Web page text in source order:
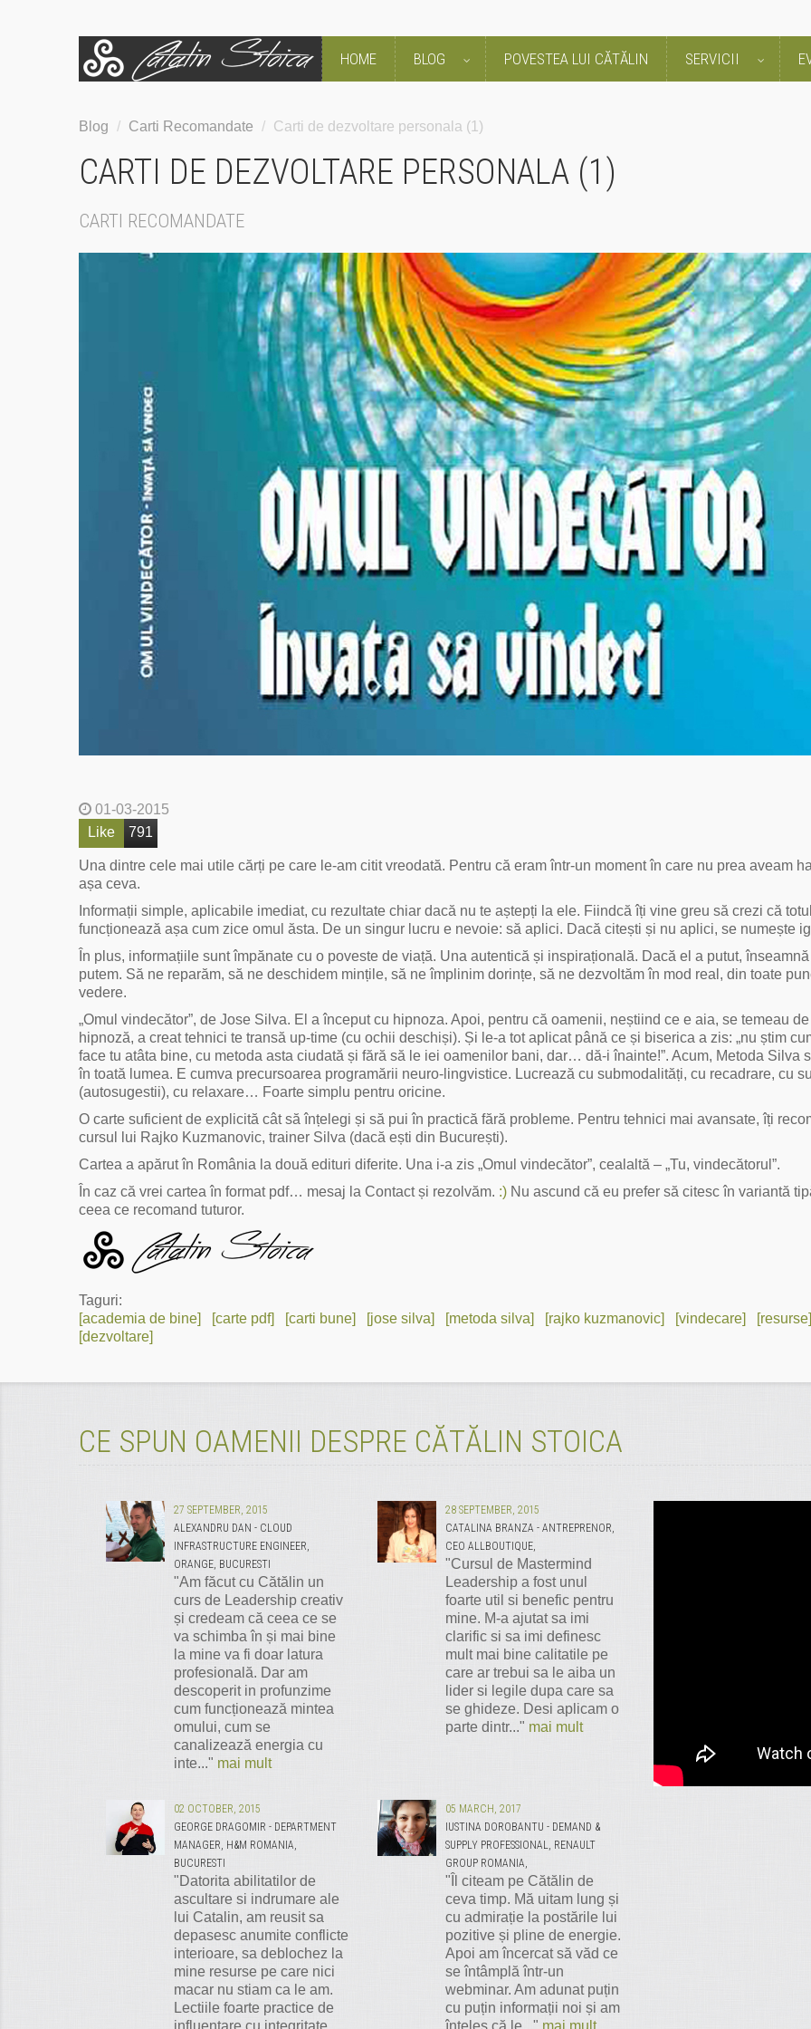
HOME BLOG POVESTEA LUI CĂTĂLIN SERVICII
Blog / Carti Recomandate / Carti de dezvoltare personala (1)
CARTI DE DEZVOLTARE PERSONALA (1)
CARTI RECOMANDATE
01-03-2015
Like
791
Una dintre cele mai utile cărți pe care le-am citit vreodată. Pentru că eram într-un moment în care nu prea aveam
așa ceva.
Informații simple, aplicabile imediat, cu rezultate chiar dacă nu te aștepți la ele. Fiindcă îți vine greu să crezi că
funcționează așa cum zice omul ăsta. De un singur lucru e nevoie: să aplici. Dacă citești și nu aplici, se numește
În plus, informațiile sunt împănate cu o poveste de viață. Una autentică și inspirațională. Dacă el a putut,
putem. Să ne reparăm, să ne deschidem mințile, să ne împlinim dorințe, să ne dezvoltăm în mod real, din toate
vedere.
„Omul vindecător”, de Jose Silva. El a început cu hipnoza. Apoi, pentru că oamenii, neștiind ce e aia, se temeau de
hipnoză, a creat tehnici te transă up-time (cu ochii deschiși). Și le-a tot aplicat până ce și biserica a zis: „nu știm
face tu atâta bine, cu metoda asta ciudată și fără să le iei oamenilor bani, dar… dă-i înainte!”. Acum, Metoda Silva
în toată lumea. E cumva precursoarea programării neuro-lingvistice. Lucrează cu submodalități, cu recadrare, cu
(autosugestii), cu relaxare… Foarte simplu pentru oricine.
O carte suficient de explicită cât să înțelegi și să pui în practică fără probleme. Pentru tehnici mai avansate, îți
cursul lui Rajko Kuzmanovic, trainer Silva (dacă ești din București).
Cartea a apărut în România la două edituri diferite. Una i-a zis „Omul vindecător”, cealaltă – „Tu, vindecătorul”.
În caz că vrei cartea în format pdf… mesaj la Contact și rezolvăm. :) Nu ascund că eu prefer să citesc în variantă
ceea ce recomand tuturor.
Taguri:
[academia de bine]
[carte pdf] [carti bune] [jose silva] [metoda silva] [rajko kuzmanovic] [vindecare]
[resurse]
[dezvoltare]
CE SPUN OAMENII DESPRE CĂTĂLIN STOICA
27 SEPTEMBER, 2015
ALEXANDRU DAN - CLOUD
INFRASTRUCTURE ENGINEER,
ORANGE, BUCURESTI
"Am făcut cu Cătălin un
curs de Leadership creativ
și credeam că ceea ce se
va schimba în și mai bine
la mine va fi doar latura
profesională. Dar am
descoperit in profunzime
cum funcționează mintea
omului, cum se
canalizează energia cu
inte..." mai mult
28 SEPTEMBER, 2015
CATALINA BRANZA - ANTREPRENOR,
CEO ALLBOUTIQUE,
"Cursul de Mastermind
Leadership a fost unul
foarte util si benefic pentru
mine. M-a ajutat sa imi
clarific si sa imi definesc
mult mai bine calitatile pe
care ar trebui sa le aiba un
lider si legile dupa care sa
se ghideze. Desi aplicam o
parte dintr..." mai mult
02 OCTOBER, 2015
GEORGE DRAGOMIR - DEPARTMENT
MANAGER, H&M ROMANIA,
BUCURESTI
"Datorita abilitatilor de
ascultare si indrumare ale
lui Catalin, am reusit sa
depasesc anumite conflicte
interioare, sa deblochez la
mine resurse pe care nici
macar nu stiam ca le am.
Lectiile foarte practice de
influentare cu integritate,
05 MARCH, 2017
IUSTINA DOROBANTU - DEMAND &
SUPPLY PROFESSIONAL, RENAULT
GROUP ROMANIA,
"Îl citeam pe Cătălin de
ceva timp. Mă uitam lung și
cu admirație la postările lui
pozitive și pline de energie.
Apoi am încercat să văd ce
se întâmplă într-un
webminar. Am adunat puțin
cu puțin informații noi și am
înțeles că le..." mai mult